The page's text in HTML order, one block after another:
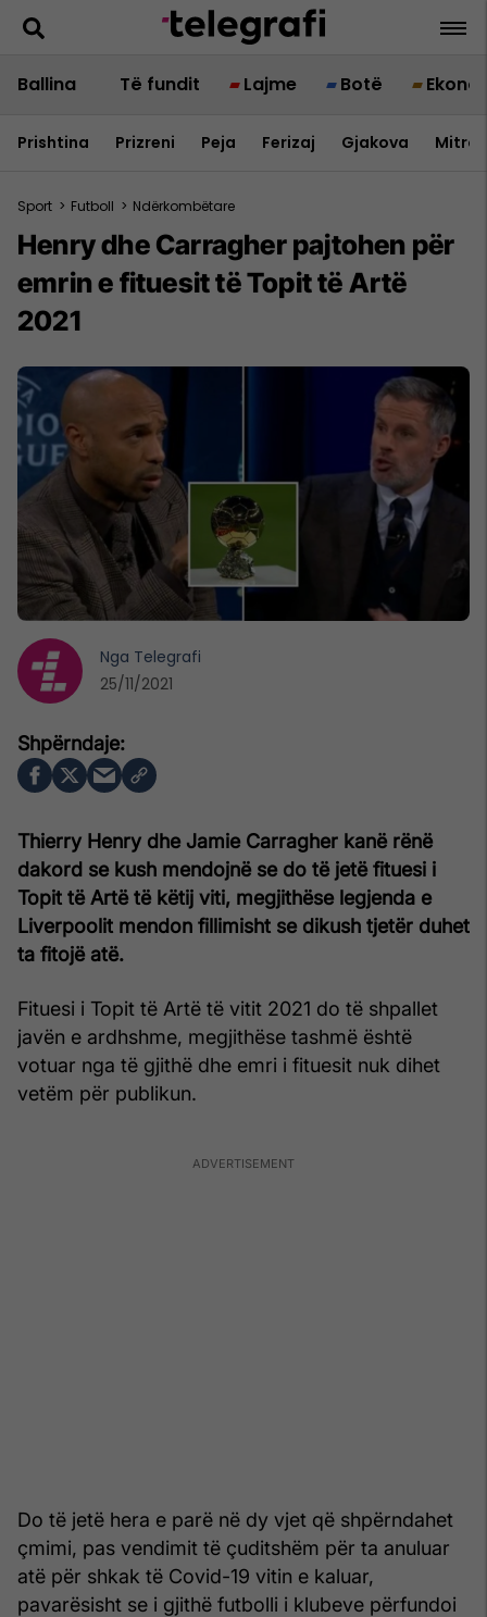
Ballina Të fundit Lajme Botë
Prishtina Prizreni Peja Ferizaj Gjakova
Sport > Futboll > Ndërkombëtare
Henry dhe Carragher pajtohen për
emrin e fituesit të Topit të Artë
2021
Thierry Henry dhe Jamie Carragher kanë rënë
dakord se kush mendojnë se do të jetë fituesi i
Topit të Artë të këtij viti, megjithëse legjenda e
Liverpoolit mendon fillimisht se dikush tjetër duhet
ta fitojë atë.
Fituesi i Topit të Artë të vitit 2021 do të shpallet
javën e ardhshme, megjithëse tashmë është
votuar nga të gjithë dhe emri i fituesit nuk dihet
vetëm për publikun.
Do të jetë hera e parë në dy vjet që shpërndahet
çmimi, pas vendimit të çuditshëm për ta anuluar
atë për shkak të Covid-19 vitin e kaluar,
pavarësisht se i gjithë futbolli i klubeve përfundoi
Nga Telegrafi
25/11/2021